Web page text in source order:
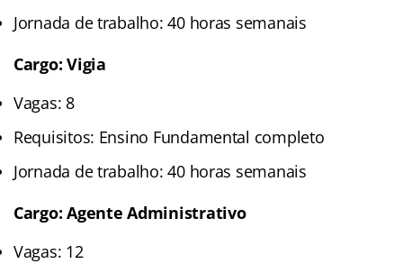
Jornada de trabalho: 40 horas semanais
Cargo: Vigia
Vagas: 8
Requisitos: Ensino Fundamental completo
Jornada de trabalho: 40 horas semanais
Cargo: Agente Administrativo
Vagas: 12